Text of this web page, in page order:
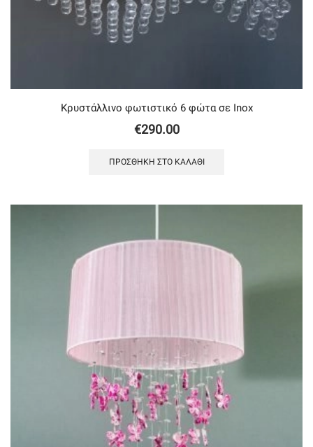
Κρυστάλλινο φωτιστικό 6 φώτα σε Inox
€290.00
ΠΡΟΣΘΉΚΗ ΣΤΟ ΚΑΛΆΘΙ